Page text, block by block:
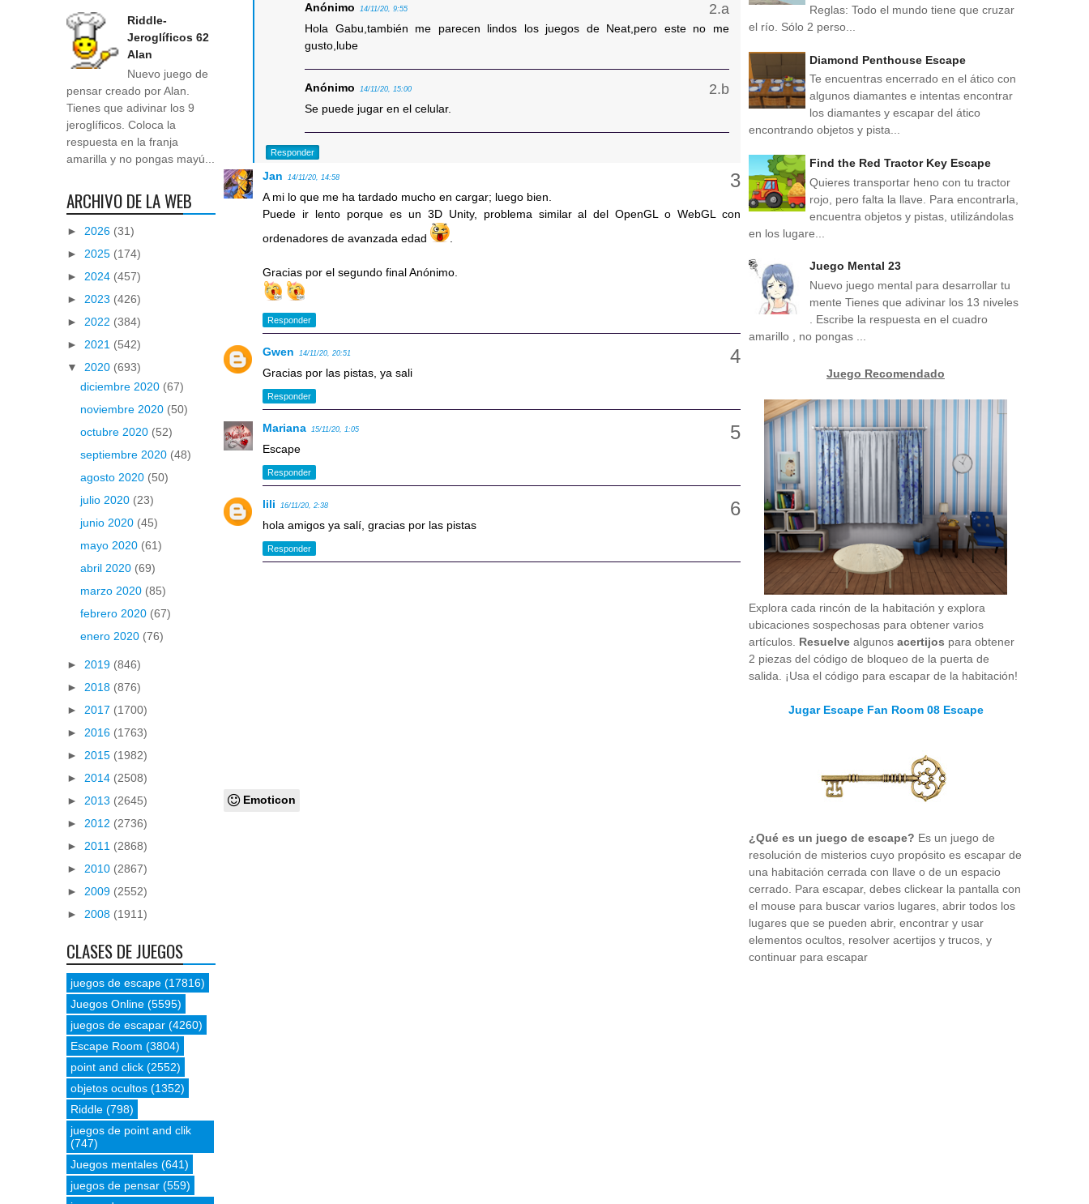
Anónimo 14/11/20, 9:55
Hola Gabu,también me parecen lindos los juegos de Neat,pero este no me
gusto,lube
Anónimo 14/11/20, 15:00
Se puede jugar en el celular.
Responder
Jan 14/11/20, 14:58
A mi lo que me ha tardado mucho en cargar; luego bien.
Puede ir lento porque es un 3D Unity, problema similar al del OpenGL o WebGL con
ordenadores de avanzada edad
.
Gracias por el segundo final Anónimo.
Responder
Gwen 14/11/20, 20:51
Gracias por las pistas, ya sali
Responder
Mariana 15/11/20, 1:05
Escape
Responder
lili 16/11/20, 2:38
hola amigos ya salí, gracias por las pistas
Responder
Emoticon
Riddle-
Jeroglíficos 62
Alan
Nuevo juego de
pensar creado por Alan.
Tienes que adivinar los 9
jeroglíficos. Coloca la
respuesta en la franja
amarilla y no pongas mayú...
ARCHIVO DE LA WEB
► 2026 (31)
► 2025 (174)
► 2024 (457)
► 2023 (426)
► 2022 (384)
► 2021 (542)
▼ 2020 (693)
diciembre 2020 (67)
noviembre 2020 (50)
octubre 2020 (52)
septiembre 2020 (48)
agosto 2020 (50)
julio 2020 (23)
junio 2020 (45)
mayo 2020 (61)
abril 2020 (69)
marzo 2020 (85)
febrero 2020 (67)
enero 2020 (76)
► 2019 (846)
► 2018 (876)
► 2017 (1700)
► 2016 (1763)
► 2015 (1982)
► 2014 (2508)
► 2013 (2645)
► 2012 (2736)
► 2011 (2868)
► 2010 (2867)
► 2009 (2552)
► 2008 (1911)
CLASES DE JUEGOS
juegos de escape (17816)
Juegos Online (5595)
juegos de escapar (4260)
Escape Room (3804)
point and click (2552)
objetos ocultos (1352)
Riddle (798)
juegos de point and clik
(747)
Juegos mentales (641)
juegos de pensar (559)
Reglas: Todo el mundo tiene que cruzar
el río. Sólo 2 perso...
Diamond Penthouse Escape
Te encuentras encerrado en el ático con
algunos diamantes e intentas encontrar
los diamantes y escapar del ático
encontrando objetos y pista...
Find the Red Tractor Key Escape
Quieres transportar heno con tu tractor
rojo, pero falta la llave. Para encontrarla,
encuentra objetos y pistas, utilizándolas
en los lugare...
Juego Mental 23
Nuevo juego mental para desarrollar tu
mente Tienes que adivinar los 13 niveles
. Escribe la respuesta en el cuadro
amarillo , no pongas ...
Juego Recomendado
Explora cada rincón de la habitación y explora
ubicaciones sospechosas para obtener varios
artículos. Resuelve algunos acertijos para obtener
2 piezas del código de bloqueo de la puerta de
salida. ¡Usa el código para escapar de la habitación!
Jugar Escape Fan Room 08 Escape
¿Qué es un juego de escape? Es un juego de
resolución de misterios cuyo propósito es escapar de
una habitación cerrada con llave o de un espacio
cerrado. Para escapar, debes clickear la pantalla con
el mouse para buscar varios lugares, abrir todos los
lugares que se pueden abrir, encontrar y usar
elementos ocultos, resolver acertijos y trucos, y
continuar para escapar